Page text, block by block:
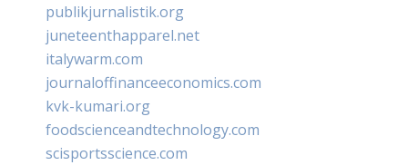
publikjurnalistik.org
juneteenthapparel.net
italywarm.com
journaloffinanceeconomics.com
kvk-kumari.org
foodscienceandtechnology.com
scisportsscience.com